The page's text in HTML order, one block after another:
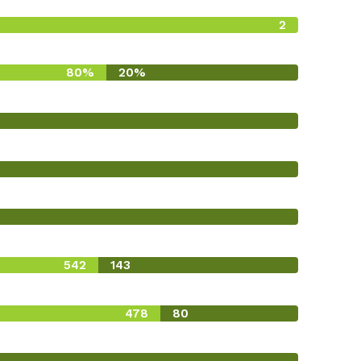
2
80% 20%
542 143
478 80